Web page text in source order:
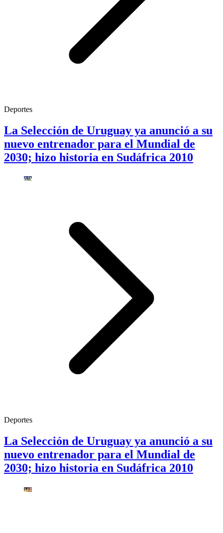
Deportes
La Selección de Uruguay ya anunció a su
nuevo entrenador para el Mundial de
2030; hizo historia en Sudáfrica 2010
Deportes
La Selección de Uruguay ya anunció a su
nuevo entrenador para el Mundial de
2030; hizo historia en Sudáfrica 2010